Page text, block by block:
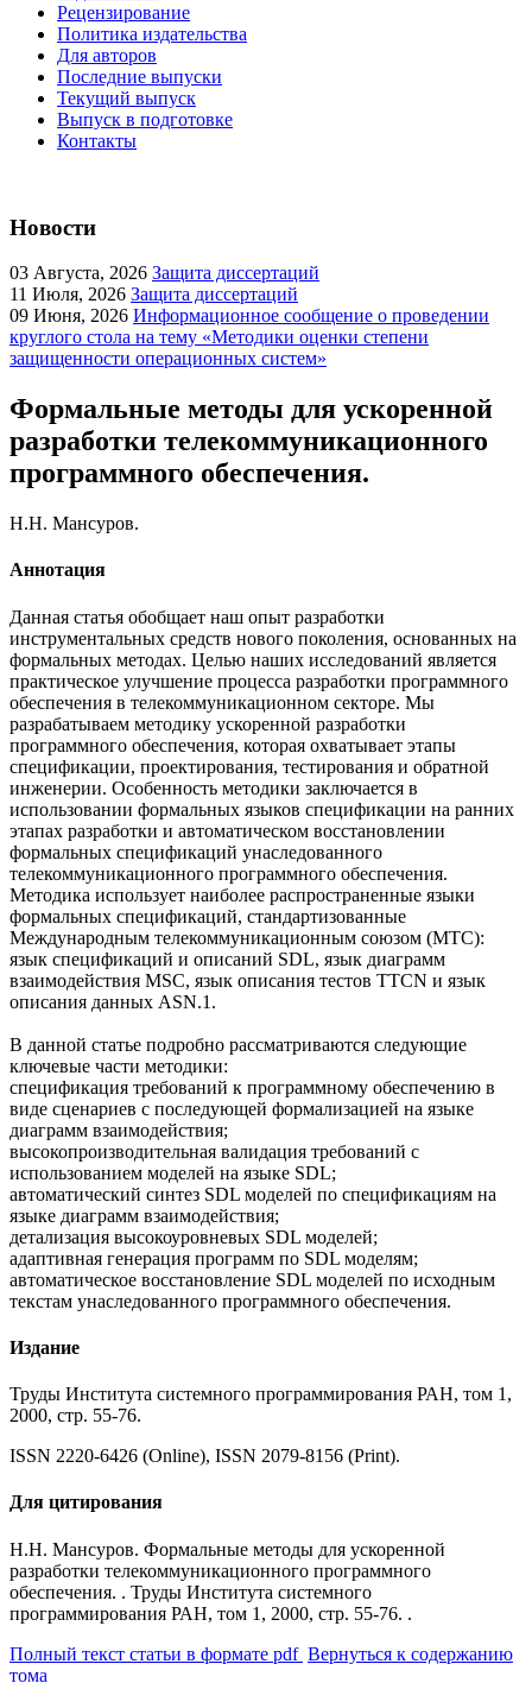
Рецензирование
Политика издательства
Для авторов
Последние выпуски
Текущий выпуск
Выпуск в подготовке
Контакты
Новости
03 Августа, 2026 Защита диссертаций
11 Июля, 2026 Защита диссертаций
09 Июня, 2026 Информационное сообщение о проведении
круглого стола на тему «Методики оценки степени
защищенности операционных систем»
Формальные методы для ускоренной
разработки телекоммуникационного
программного обеспечения.
Н.Н. Мансуров.
Аннотация
Данная статья обобщает наш опыт разработки
инструментальных средств нового поколения, основанных на
формальных методах. Целью наших исследований является
практическое улучшение процесса разработки программного
обеспечения в телекоммуникационном секторе. Мы
разрабатываем методику ускоренной разработки
программного обеспечения, которая охватывает этапы
спецификации, проектирования, тестирования и обратной
инженерии. Особенность методики заключается в
использовании формальных языков спецификации на ранних
этапах разработки и автоматическом восстановлении
формальных спецификаций унаследованного
телекоммуникационного программного обеспечения.
Методика использует наиболее распространенные языки
формальных спецификаций, стандартизованные
Международным телекоммуникационным союзом (МТС):
язык спецификаций и описаний SDL, язык диаграмм
взаимодействия MSC, язык описания тестов TTCN и язык
описания данных ASN.1.
В данной статье подробно рассматриваются следующие
ключевые части методики:
спецификация требований к программному обеспечению в
виде сценариев с последующей формализацией на языке
диаграмм взаимодействия;
высокопроизводительная валидация требований с
использованием моделей на языке SDL;
автоматический синтез SDL моделей по спецификациям на
языке диаграмм взаимодействия;
детализация высокоуровневых SDL моделей;
адаптивная генерация программ по SDL моделям;
автоматическое восстановление SDL моделей по исходным
текстам унаследованного программного обеспечения.
Издание
Труды Института системного программирования РАН, том 1,
2000, стр. 55-76.
ISSN 2220-6426 (Online), ISSN 2079-8156 (Print).
Для цитирования
Н.Н. Мансуров. Формальные методы для ускоренной
разработки телекоммуникационного программного
обеспечения. . Труды Института системного
программирования РАН, том 1, 2000, стр. 55-76. .
Полный текст статьи в формате pdf Вернуться к содержанию
тома